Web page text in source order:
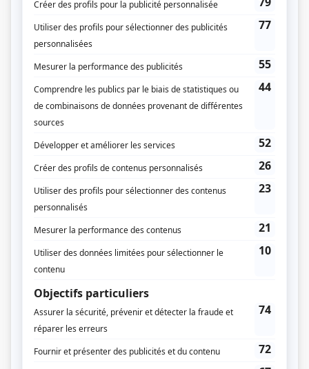
de faire la lumière sur les événements, sans savoir qu’ils mettent le doigt
dans un engrenage dangereux.
(Fourni par la production)
Liens
Fiche deLes Armessur Showbizz.net
Réalisation
Jean-Philippe Duval
Production
Fabienne Larouche
Michel Trudeau
Pierre-Marc Drouin
Alexandre Laferrière